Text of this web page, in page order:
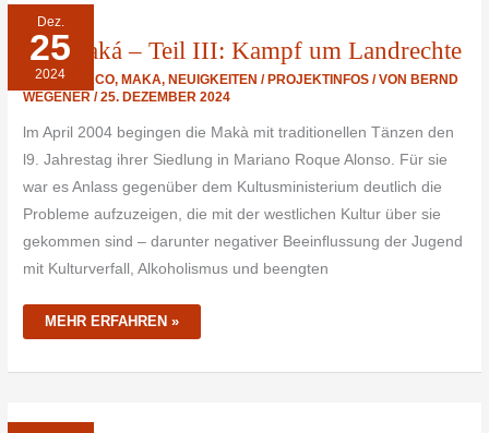
Dez.
25
2024
Die Maká – Teil III: Kampf um Landrechte
GRAN CHACO, MAKA, NEUIGKEITEN / PROJEKTINFOS / VON BERND
WEGENER/25. DEZEMBER 2024
lm April 2004 begingen die Makà mit traditionellen Tänzen den
l9. Jahrestag ihrer Siedlung in Mariano Roque Alonso. Für sie
war es Anlass gegenüber dem Kultusministerium deutlich die
Probleme aufzuzeigen, die mit der westlichen Kultur über sie
gekommen sind – darunter negativer Beeinﬂussung der Jugend
mit Kulturverfall, Alkoholismus und beengten
DIE
MAKÁ
–
TEIL
III: KAMPF
UM
LANDRECHTE
MEHR ERFAHREN »
DIE